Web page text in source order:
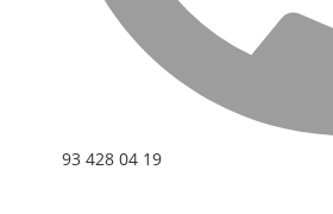
93 428 04 19